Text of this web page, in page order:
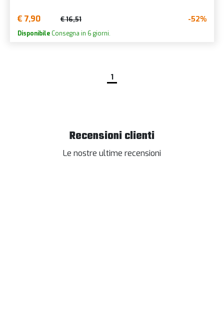
€ 7,90 € 16,51 -52%
Disponibile Consegna in 6 giorni.
1
Recensioni clienti
Le nostre ultime recensioni